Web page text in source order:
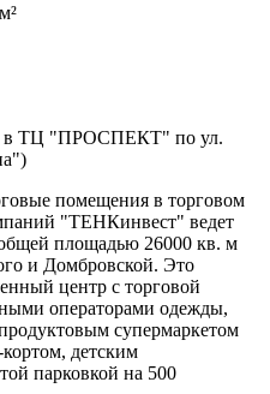
в ТЦ "ПРОСПЕКТ" по ул.
помещения в торговом
"ТЕНКинвест" ведет
площадью 26000 кв. м
и Домбровской. Это
центр с торговой
операторами одежды,
супермаркетом
детским
парковкой на 500